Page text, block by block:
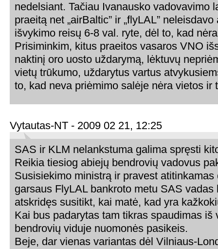
nedelsiant. Tačiau Ivanausko vadovavimo
praeitą net „airBaltic” ir „flyLAL”
išvykimo reisų 6-8 val. ryte, dėl to, kad
Prisiminkim, kitus praeitos vasaros VNO
naktinį oro uosto uždarymą, lėktuvų
vietų trūkumo, uždarytus vartus
to, kad neva priėmimo salėje nėra vietos
Vytautas-NT - 2009 02 21, 12:25
SAS ir KLM nelankstuma galima spręsti
Reikia tiesiog abiejų bendrovių vadovus
Susisiekimo ministrą ir pravest atitinkamas
garsaus FlyLAL bankroto metu SAS vadas
atskridęs susitikt, kai matė, kad yra
Kai bus padarytas tam tikras spaudimas iš
bendrovių viduje nuomonės pasikeis.
Beje, dar vienas variantas dėl Vilniaus-